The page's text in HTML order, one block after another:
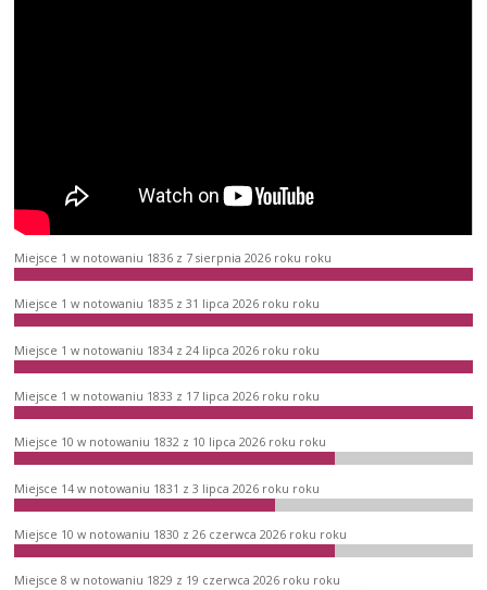
Miejsce 1 w notowaniu 1836 z 7 sierpnia 2026 roku roku
Miejsce 1 w notowaniu 1835 z 31 lipca 2026 roku roku
Miejsce 1 w notowaniu 1834 z 24 lipca 2026 roku roku
Miejsce 1 w notowaniu 1833 z 17 lipca 2026 roku roku
Miejsce 10 w notowaniu 1832 z 10 lipca 2026 roku roku
Miejsce 14 w notowaniu 1831 z 3 lipca 2026 roku roku
Miejsce 10 w notowaniu 1830 z 26 czerwca 2026 roku roku
Miejsce 8 w notowaniu 1829 z 19 czerwca 2026 roku roku